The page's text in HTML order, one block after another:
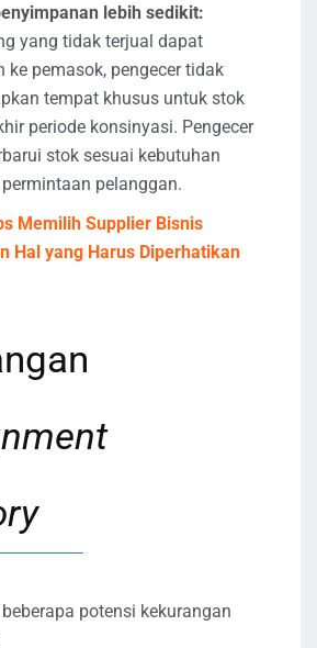
lebih sedikit:
yang tidak terjual dapat
ke pemasok, pengecer tidak
tempat khusus untuk stok
periode konsinyasi. Pengecer
stok sesuai kebutuhan
pelanggan.
Memilih Supplier Bisnis
Hal yang Harus Diperhatikan
potensi kekurangan